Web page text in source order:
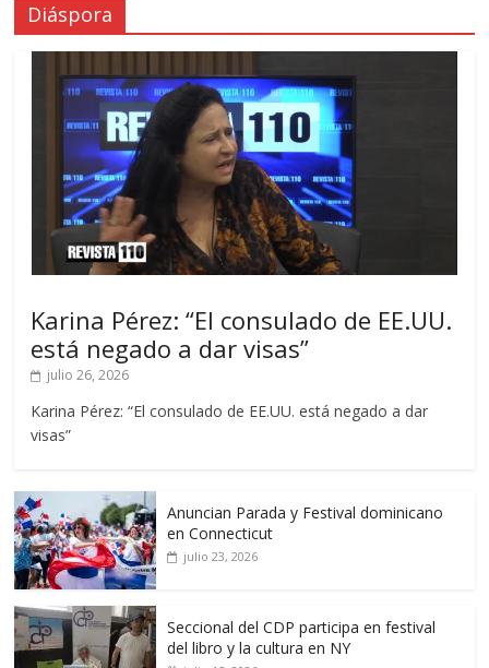
Diáspora
Karina Pérez: “El consulado de EE.UU.
está negado a dar visas”
julio 26, 2026
Karina Pérez: “El consulado de EE.UU. está negado a dar
visas”
Anuncian Parada y Festival dominicano
en Connecticut
julio 23, 2026
Seccional del CDP participa en festival
del libro y la cultura en NY